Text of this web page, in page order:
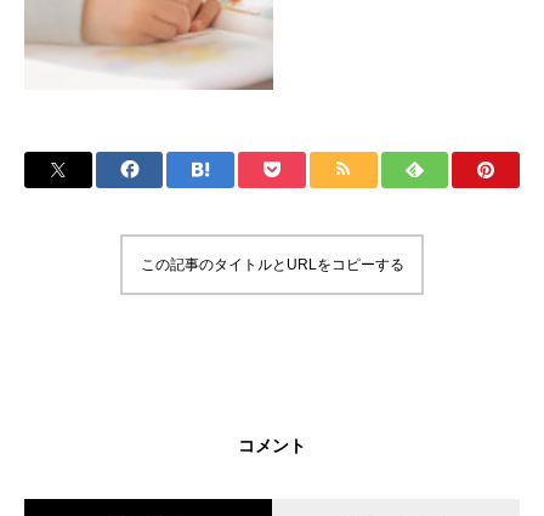
この記事のタイトルとURLをコピーする
コメント